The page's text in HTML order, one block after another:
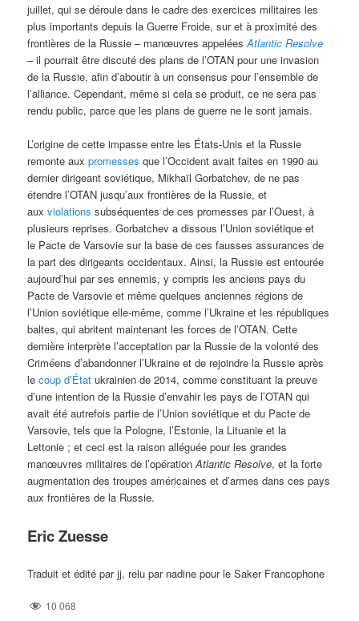
juillet, qui se déroule dans le cadre des exercices militaires les
plus importants depuis la Guerre Froide, sur et à proximité des
frontières de la Russie – manœuvres appeléesAtlantic Resolve
– il pourrait être discuté des plans de l’OTAN pour une invasion
de la Russie, afin d’aboutir à un consensus pour l’ensemble de
l’alliance. Cependant, même si cela se produit, ce ne sera pas
rendu public, parce que les plans de guerre ne le sont jamais.
L’origine de cette impasse entre les États-Unis et la Russie
remonte auxpromesses que l’Occident avait faites en 1990 au
dernier dirigeant soviétique, Mikhaïl Gorbatchev, de ne pas
étendre l’OTAN jusqu’aux frontières de la Russie, et
auxviolations subséquentes de ces promesses par l’Ouest, à
plusieurs reprises. Gorbatchev a dissous l’Union soviétique et
le Pacte de Varsovie sur la base de ces fausses assurances de
la part des dirigeants occidentaux. Ainsi, la Russie est entourée
aujourd’hui par ses ennemis, y compris les anciens pays du
Pacte de Varsovie et même quelques anciennes régions de
l’Union soviétique elle-même, comme l’Ukraine et les républiques
baltes, qui abritent maintenant les forces de l’OTAN. Cette
dernière interprète l’acceptation par la Russie de la volonté des
Criméens d’abandonner l’Ukraine et de rejoindre la Russie après
lecoup d’État ukrainien de 2014, comme constituant la preuve
d’une intention de la Russie d’envahir les pays de l’OTAN qui
avait été autrefois partie de l’Union soviétique et du Pacte de
Varsovie, tels que la Pologne, l’Estonie, la Lituanie et la
Lettonie ; et ceci est la raison alléguée pour les grandes
manœuvres militaires de l’opérationAtlantic Resolve, et la forte
augmentation des troupes américaines et d’armes dans ces pays
aux frontières de la Russie.
Eric Zuesse
Traduit et édité par jj, relu par nadine pour le Saker Francophone
10 068